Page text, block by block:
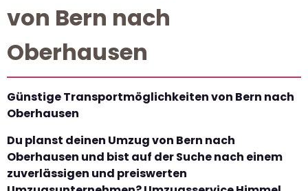
von Bern nach
Oberhausen
Günstige Transportmöglichkeiten von Bern nach
Oberhausen
Du planst deinen Umzug von Bern nach
Oberhausen und bist auf der Suche nach einem
zuverlässigen und preiswerten